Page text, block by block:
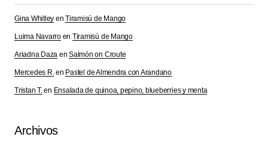
Your E-mail*
Guarda mi nombre, correo electrónico y web en este
navegador para la próxima vez que comente.
Submit Comment
Gina Whitley enTiramisú de Mango
Luima Navarroen Tiramisú de Mango
Ariadna Daza enSalmón on Croute
Mercedes R. en Pastel de Almendra con Arandano
Tristan T. en Ensalada de quinoa, pepino, blueberries y menta
Archivos